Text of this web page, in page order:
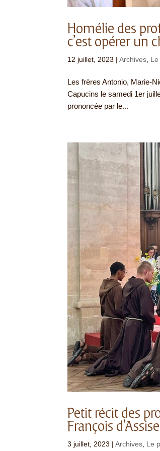
Homélie des
c’est opérer un
12 juillet, 2023 |Archives,
Les frères Antonio, Marie-
Capucins le samedi 1er
prononcée par le...
Petit récit des
François d’Assise
3 juillet, 2023 |Archives Le